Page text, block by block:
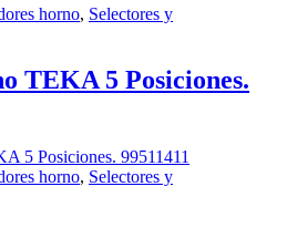
horno, Selectores y
TEKA 5 Posiciones.
horno, Selectores y